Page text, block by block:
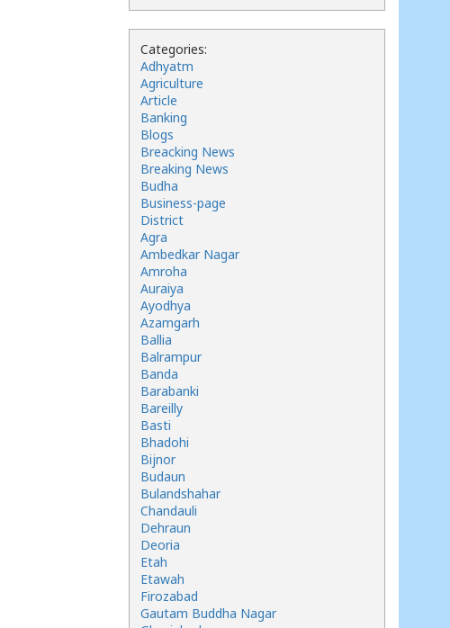
Categories:
Adhyatm
Agriculture
Article
Banking
Blogs
Breacking News
Breaking News
Budha
Business-page
District
Agra
Ambedkar Nagar
Amroha
Auraiya
Ayodhya
Azamgarh
Ballia
Balrampur
Banda
Barabanki
Bareilly
Basti
Bhadohi
Bijnor
Budaun
Bulandshahar
Chandauli
Dehraun
Deoria
Etah
Etawah
Firozabad
Gautam Buddha Nagar